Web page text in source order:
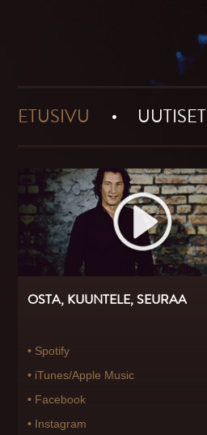
ETUSIVU UUTISET
OSTA, KUUNTELE, SEURAA
• Spotify
• iTunes/Apple Music
• Facebook
• Instagram